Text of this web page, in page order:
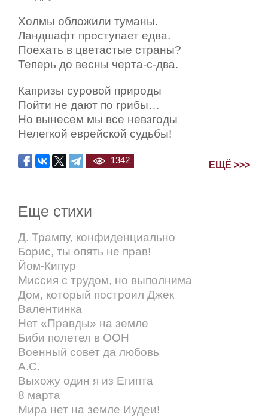
Холмы обложили туманы.
Ландшафт проступает едва.
Поехать в цветастые страны?
Теперь до весны черта-с-два.
Капризы суровой природы
Пойти не дают по грибы…
Но вынесем мы все невзгоды
Нелегкой еврейской судьбы!
1342 ЕЩЁ >>>
Еще стихи
Д. Трампу, конфиденциально
Борис, ты опять не прав!
Йом-Кипур
Миссия с трудом, но выполнима
Дом, который построил Джек
Валентинка
Нет «Правды» на земле
Биби полетел в ООН
Военный совет да любовь
А.С.
Выхожу один я из Египта
8 марта
Мира нет на земле Иудеи!